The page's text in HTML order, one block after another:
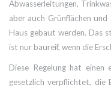
Abwasserleitungen,
aber auch Grünflächen und
Haus gebaut werden. Das
ist nur baureif, wenn die
Diese Regelung hat einen
gesetzlich verpflichtet, die